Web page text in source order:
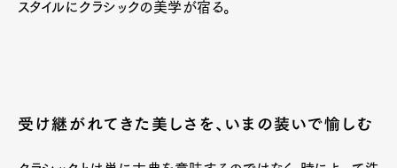
スタイルにクラシックの美学が宿る。
受け継がれてきた美しさを、いまの装いで愉しむ